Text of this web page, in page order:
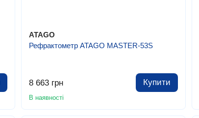
ATAGO
Рефрактометр ATAGO MASTER-53S
8 663 грн Купити
В наявності